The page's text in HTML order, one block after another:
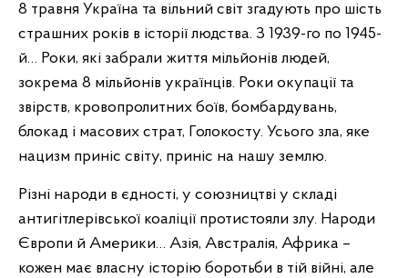
8 травня Україна та вільний світ згадують про шість
страшних років в історії людства. З 1939-го по 1945-
й… Роки, які забрали життя мільйонів людей,
зокрема 8 мільйонів українців. Роки окупації та
звірств, кровопролитних боїв, бомбардувань,
блокад і масових страт, Голокосту. Усього зла, яке
нацизм приніс світу, приніс на нашу землю.
Різні народи в єдності, у союзництві у складі
антигітлерівської коаліції протистояли злу. Народи
Європи й Америки… Азія, Австралія, Африка –
кожен має власну історію боротьби в тій війні, але